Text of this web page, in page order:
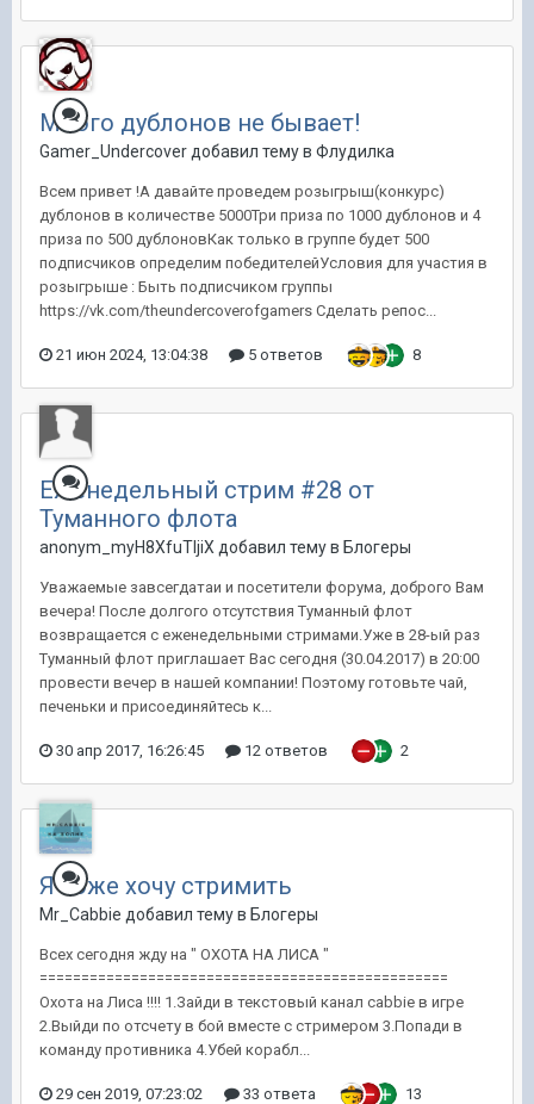
Много дублонов не бывает!
Gamer_Undercover добавил тему в Флудилка
Всем привет !А давайте проведем розыгрыш(конкурс)
дублонов в количестве 5000Три приза по 1000 дублонов и 4
приза по 500 дублоновКак только в группе будет 500
подписчиков определим победителейУсловия для участия в
розыгрыше : Быть подписчиком группы
https://vk.com/theundercoverofgamers Сделать репос...
21 июн 2024, 13:04:38 5 ответов 8
Еженедельный стрим #28 от
Туманного флота
anonym_myH8XfuTIjiX добавил тему в Блогеры
Уважаемые завсегдатаи и посетители форума, доброго Вам
вечера! После долгого отсутствия Туманный флот
возвращается с еженедельными стримами.Уже в 28-ый раз
Туманный флот приглашает Вас сегодня (30.04.2017) в 20:00
провести вечер в нашей компании! Поэтому готовьте чай,
печеньки и присоединяйтесь к...
30 апр 2017, 16:26:45 12 ответов 2
Я тоже хочу стримить
Mr_Cabbie добавил тему в Блогеры
Всех сегодня жду на " ОХОТА НА ЛИСА "
=================================================
Охота на Лиса !!!! 1.Зайди в текстовый канал cabbie в игре
2.Выйди по отсчету в бой вместе с стримером 3.Попади в
команду противника 4.Убей корабл...
29 сен 2019, 07:23:02 33 ответа 13